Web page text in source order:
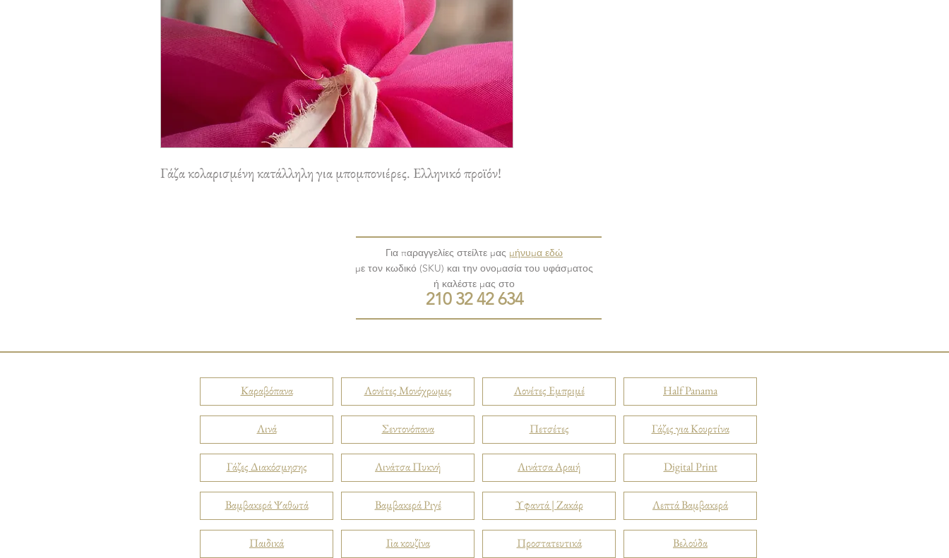
Γάζα κολαρισμένη κατάλληλη για μπομπονιέρες. Ελληνικό προϊόν!
Για παραγγελίες στείλτε μας μήνυμα εδώ
με τον κωδικό (SKU) και την ονομασία του υφάσματος
ή καλέστε μας στο
210 32 42 634
Καραβόπανα
Λινά
Γάζες Διακόσμησης
Βαμβακερά Ψαθωτά
Παιδικά
Λονέτες Μονόχρωμες
Σεντονόπανα
Λινάτσα Πυκνή
Βαμβακερά Ριγέ
Για κουζίνα
Λονέτες Εμπριμέ
Πετσέτες
Λινάτσα Αραιή
Υφαντά | Ζακάρ
Προστατευτικά
Half Panama
Γάζες για Κουρτίνα
Digital Print
Λεπτά Βαμβακερά
Βελούδα